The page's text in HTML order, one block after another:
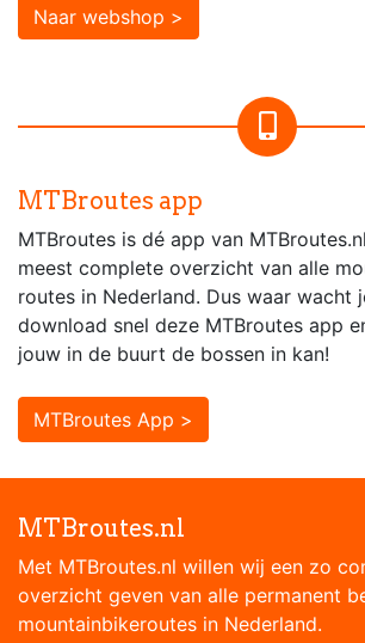
Naar webshop >
MTBroutes app
MTBroutes is dé app van
meest complete overzicht van alle
routes in Nederland. Dus waar wacht
download snel deze MTBroutes app
jouw in de buurt de bossen in kan!
MTBroutes App >
MTBroutes.nl
Met MTBroutes.nl willen wij een zo
overzicht geven van alle permanent
mountainbikeroutes in Nederland.